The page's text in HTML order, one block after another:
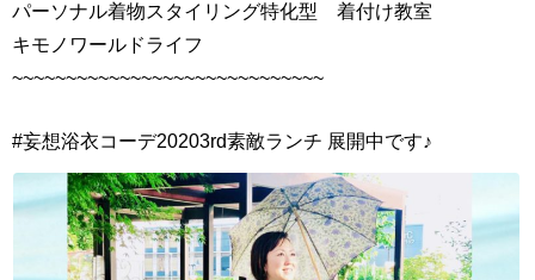
パーソナル着物スタイリング特化型 着付け教室
キモノワールドライフ
~~~~~~~~~~~~~~~~~~~~~~~~~~~~~
#妄想浴衣コーデ20203rd素敵ランチ 展開中です♪